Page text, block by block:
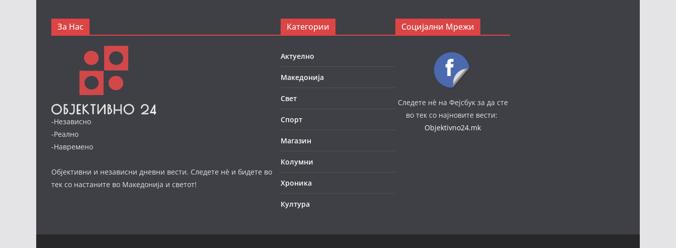
За Нас
-Независно
-Реално
-Навремено
Објективни и независни дневни вести. Следете нè и бидете во
тек со настаните во Македонија и светот!
Категории
Актуелно
Македонија
Свет
Спорт
Магазин
Колумни
Хроника
Култура
Социјални Мрежи
Следете нè на Фејсбук за да сте
во тек со најновите вести:
Objektivno24.mk